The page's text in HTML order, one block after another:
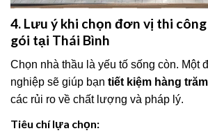
4. Lưu ý khi chọn đơn vị thi
gói tại Thái Bình
Chọn nhà thầu là yếu tố sống còn. Một
nghiệp sẽ giúp bạn tiết kiệm hàng
các rủi ro về chất lượng và pháp lý.
Tiêu chí lựa chọn: